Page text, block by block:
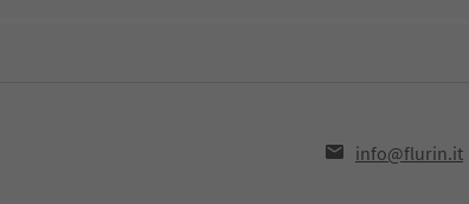
info@flurin.it